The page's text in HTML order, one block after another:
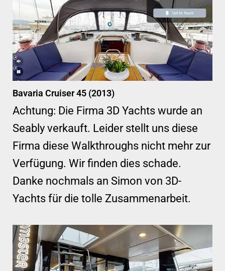
Bavaria Cruiser 45 (2013)
Achtung: Die Firma 3D Yachts wurde an
Seably verkauft. Leider stellt uns diese
Firma diese Walkthroughs nicht mehr zur
Verfügung. Wir finden dies schade.
Danke nochmals an Simon von 3D-
Yachts für die tolle Zusammenarbeit.